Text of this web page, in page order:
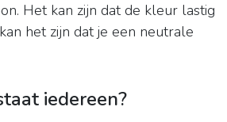
Het kan zijn dat de kleur lastig
het zijn dat je een neutrale
iedereen?